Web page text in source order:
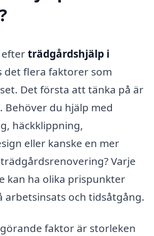
trädgårdshjälp i
det flera faktorer som
Det första att tänka på är
Behöver du hjälp med
häckklippning,
eller kanske en mer
Varje
kan ha olika prispunkter
arbetsinsats och tidsåtgång.
faktor är storleken